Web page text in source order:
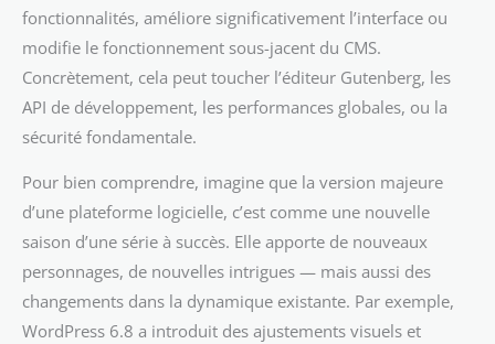
fonctionnalités, améliore significativement l’interface ou
modifie le fonctionnement sous-jacent du CMS.
Concrètement, cela peut toucher l’éditeur Gutenberg, les
API de développement, les performances globales, ou la
sécurité fondamentale.
Pour bien comprendre, imagine que la version majeure
d’une plateforme logicielle, c’est comme une nouvelle
saison d’une série à succès. Elle apporte de nouveaux
personnages, de nouvelles intrigues — mais aussi des
changements dans la dynamique existante. Par exemple,
WordPress 6.8 a introduit des ajustements visuels et